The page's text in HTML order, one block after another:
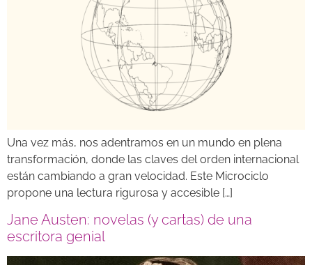
Una vez más, nos adentramos en un mundo en plena
transformación, donde las claves del orden internacional
están cambiando a gran velocidad. Este Microciclo
propone una lectura rigurosa y accesible […]
Jane Austen: novelas (y cartas) de una
escritora genial